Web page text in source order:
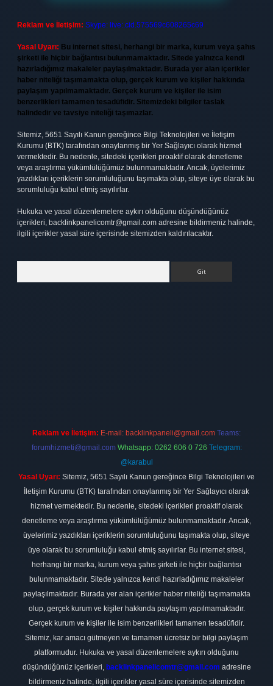
Reklam ve İletişim: Skype: live:.cid.575569c608265c69
Yasal Uyarı: Bu internet sitesi, herhangi bir marka, kurum veya şahıs
şirketi ile hiçbir bağlantısı bulunmamaktadır. Sitede yalnızca kendi
hazırladığımız makaleler paylaşılmaktadır. Burada yer alan içerikler
haber niteliği taşımamakta olup, gerçek kurum ve kişiler hakkında
paylaşım yapılmamaktadır. Gerçek kurum ve kişiler ile isim
benzerlikleri tamamen tesadüfidir. Sitemizdeki bilgiler taslak
halindedir ve tavsiye niteliği taşımazlar.
Sitemiz, 5651 Sayılı Kanun gereğince Bilgi Teknolojileri ve İletişim
Kurumu (BTK) tarafından onaylanmış bir Yer Sağlayıcı olarak hizmet
vermektedir. Bu nedenle, sitedeki içerikleri proaktif olarak denetleme
veya araştırma yükümlülüğümüz bulunmamaktadır. Ancak, üyelerimiz
yazdıkları içeriklerin sorumluluğunu taşımakta olup, siteye üye olarak bu
sorumluluğu kabul etmiş sayılırlar.
Hukuka ve yasal düzenlemelere aykırı olduğunu düşündüğünüz
içerikleri, backlinkpanelicomtr@gmail.com adresine bildirmeniz halinde,
ilgili içerikler yasal süre içerisinde sitemizden kaldırılacaktır.
Reklam ve İletişim: E-mail: backlinkpaneli@gmail.com Teams:
forumhizmeti@gmail.com Whatsapp: 0262 606 0 726 Telegram:
@karabul
Yasal Uyarı: Sitemiz, 5651 Sayılı Kanun gereğince Bilgi Teknolojileri ve
İletişim Kurumu (BTK) tarafından onaylanmış bir Yer Sağlayıcı olarak
hizmet vermektedir. Bu nedenle, sitedeki içerikleri proaktif olarak
denetleme veya araştırma yükümlülüğümüz bulunmamaktadır. Ancak,
üyelerimiz yazdıkları içeriklerin sorumluluğunu taşımakta olup, siteye
üye olarak bu sorumluluğu kabul etmiş sayılırlar. Bu internet sitesi,
herhangi bir marka, kurum veya şahıs şirketi ile hiçbir bağlantısı
bulunmamaktadır. Sitede yalnızca kendi hazırladığımız makaleler
paylaşılmaktadır. Burada yer alan içerikler haber niteliği taşımamakta
olup, gerçek kurum ve kişiler hakkında paylaşım yapılmamaktadır.
Gerçek kurum ve kişiler ile isim benzerlikleri tamamen tesadüfidir.
Sitemiz, kar amacı gütmeyen ve tamamen ücretsiz bir bilgi paylaşım
platformudur. Hukuka ve yasal düzenlemelere aykırı olduğunu
düşündüğünüz içerikleri, backlinkpanelicomtr@gmail.com adresine
bildirmeniz halinde, ilgili içerikler yasal süre içerisinde sitemizden